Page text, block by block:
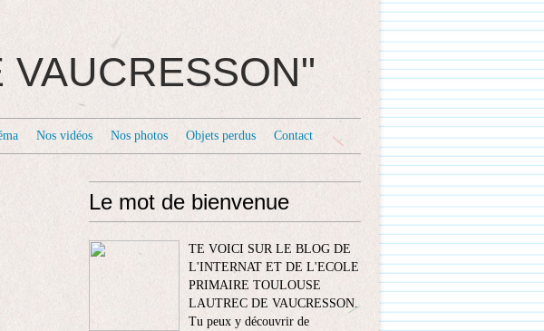
Nos vidéos Nos photos Objets perdus Contact
Le mot de bienvenue
TE VOICI SUR LE BLOG DE
L'INTERNAT ET DE L'ECOLE
PRIMAIRE TOULOUSE
LAUTREC DE VAUCRESSON.
Tu peux y découvrir de